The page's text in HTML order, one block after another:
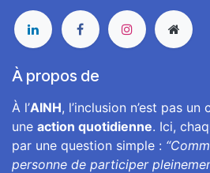
À propos de
À l’AINH, l’inclusion n’est pas un
une action quotidienne. Ici,
par une question simple :
personne de participer